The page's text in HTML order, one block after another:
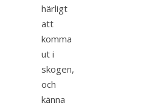
härligt
att
komma
ut i
skogen,
och
känna